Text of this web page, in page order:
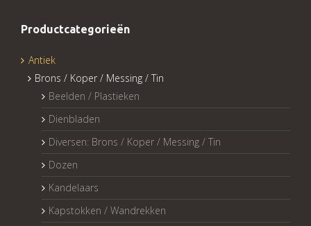
Productcategorieën
Antiek
Brons / Koper / Messing / Tin
Beelden / Plastieken
Dienbladen
Diversen: Brons / Koper / Messing / Tin
Dozen
Kandelaars
Kapstokken / Wandrekken